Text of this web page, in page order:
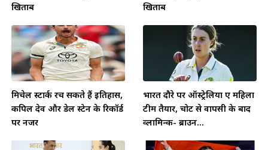
खिताब
खिताब
मिचेल स्टार्क रच सकते हैं इतिहास,
कपिल देव और डेल स्टेन के रिकॉर्ड
पर नजर
भारत दौरे पर ऑस्ट्रेलिया ए महिला
टीम तैयार, चोट से वापसी के बाद
व्लामिन्क- ब्राउन...